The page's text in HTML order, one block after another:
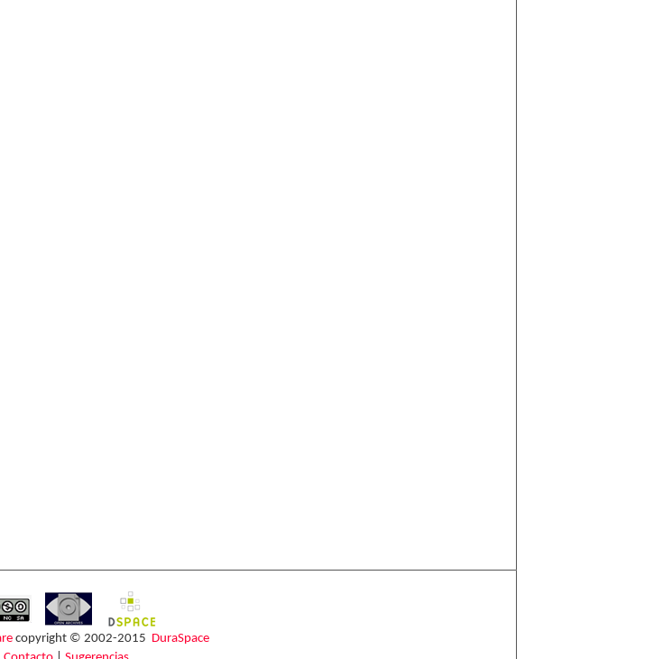
copyright © 2002-2015 DuraSpace